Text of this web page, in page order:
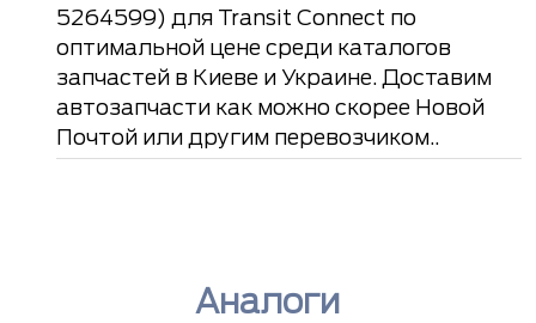
5264599) для Transit Connect по
оптимальной цене среди каталогов
запчастей в Киеве и Украине. Доставим
автозапчасти как можно скорее Новой
Почтой или другим перевозчиком..
Аналоги